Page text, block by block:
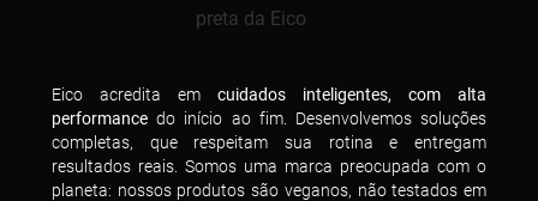
Eico acredita em cuidados inteligentes, com alta
performance do início ao fim. Desenvolvemos soluções
completas, que respeitam sua rotina e entregam
resultados reais. Somos uma marca preocupada com o
planeta: nossos produtos são veganos, não testados em